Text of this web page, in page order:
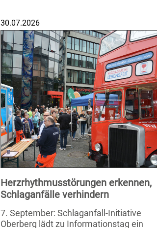
30.07.2026
Herzrhythmusstörungen erkennen,
Schlaganfälle verhindern
7. September: Schlaganfall-Initiative
Oberberg lädt zu Informationstag ein